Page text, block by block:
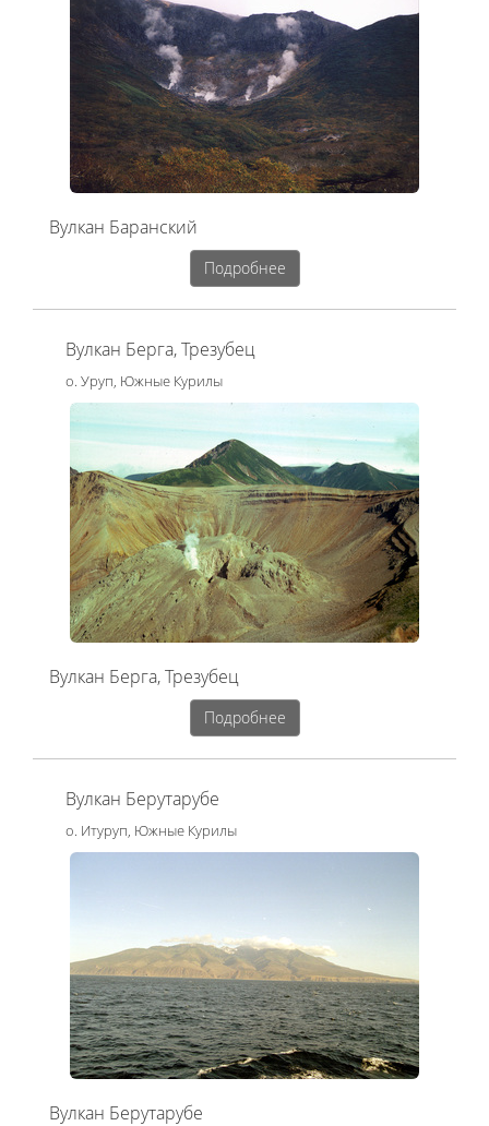
Вулкан Баранский
Подробнее
Вулкан Берга, Трезубец
о. Уруп, Южные Курилы
Вулкан Берга, Трезубец
Подробнее
Вулкан Берутарубе
о. Итуруп, Южные Курилы
Вулкан Берутарубе